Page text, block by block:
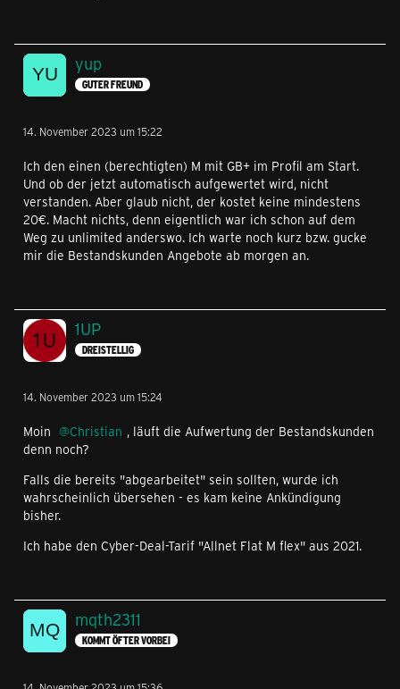
yup
GUTER FREUND
14. November 2023 um 15:22
Ich den einen (berechtigten) M mit GB+ im Profil am Start.
Und ob der jetzt automatisch aufgewertet wird, nicht
verstanden. Aber glaub nicht, der kostet keine mindestens
20€. Macht nichts, denn eigentlich war ich schon auf dem
Weg zu unlimited anderswo. Ich warte noch kurz bzw. gucke
mir die Bestandskunden Angebote ab morgen an.
1UP
DREISTELLIG
14. November 2023 um 15:24
Moin Christian , läuft die Aufwertung der Bestandskunden
denn noch?
Falls die bereits "abgearbeitet" sein sollten, wurde ich
wahrscheinlich übersehen - es kam keine Ankündigung
bisher.
Ich habe den Cyber-Deal-Tarif "Allnet Flat M flex" aus 2021.
mqth2311
KOMMT ÖFTER VORBEI